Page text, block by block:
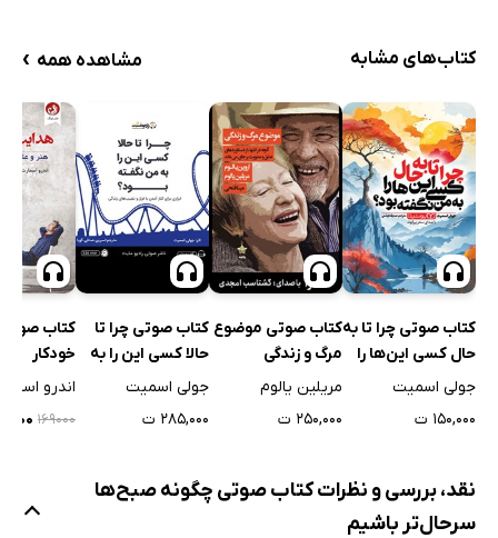
کتاب‌های مشابه مشاهده همه ›
کتاب صوتی چرا تا به
حال کسی این‌ها را
به من نگفته بود؟
جولی اسمیت
۱۵۰,۰۰۰ ت
کتاب صوتی موضوع
مرگ و زندگی
مریلین یالوم
۲۵۰,۰۰۰ ت
کتاب صوتی چرا تا
حالا کسی این را به
من نگفته بود؟
جولی اسمیت
۲۸۵,۰۰۰ ت
کتاب
خودکار
اندرو
۱۶۹۰۰۰
نقد، بررسی و نظرات کتاب صوتی چگونه صبح‌ها
سرحال‌تر باشیم